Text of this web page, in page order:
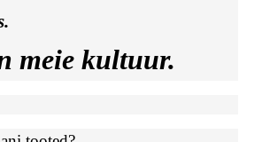
meie kultuur.